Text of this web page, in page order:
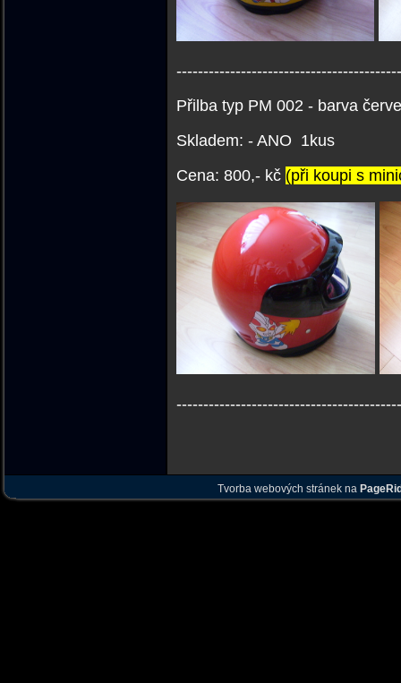
Přilba typ PM 002 - barva
Skladem: - ANO 1kus
Cena: 800,- kč (při koupi s
Tvorba webových stránek na